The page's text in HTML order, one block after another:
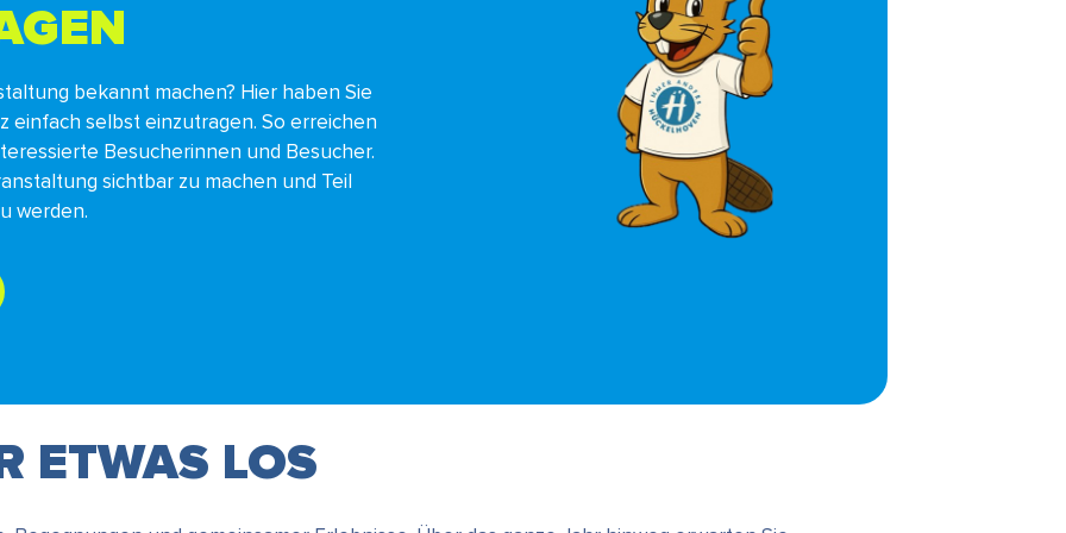
bekannt machen? Hier haben Sie
einfach selbst einzutragen. So erreichen
Besucherinnen und Besucher.
sichtbar zu machen und Teil
werden.
ETWAS LOS